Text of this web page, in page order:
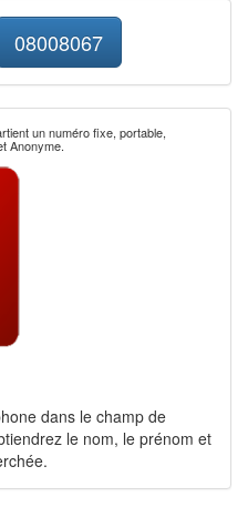
08008067
un numéro fixe, portable,
Anonyme.
dans le champ de
le nom, le prénom et